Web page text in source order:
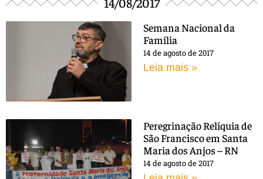
Semana Nacional da
Família
14 de agosto de 2017
Leia mais »
Peregrinação Relíquia de
São Francisco em Santa
Maria dos Anjos – RN
14 de agosto de 2017